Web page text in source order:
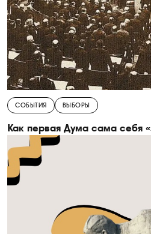
СОБЫТИЯ ВЫБОРЫ
Как первая Дума сама себя